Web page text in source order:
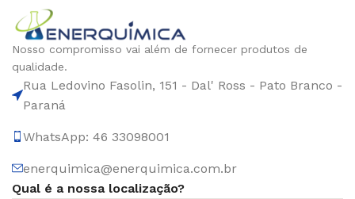
Nosso compromisso vai além de fornecer produtos de
qualidade.
Rua Ledovino Fasolin, 151 - Dal' Ross - Pato Branco -
Paraná
WhatsApp: 46 33098001
enerquimica@enerquimica.com.br
Qual é a nossa localização?